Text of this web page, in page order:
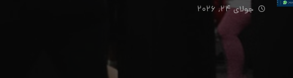
از تشخیص تا
توانبخشی تخصصی
در منزل_بخش پنجم
جولای ۲۴, ۲۰۲۶